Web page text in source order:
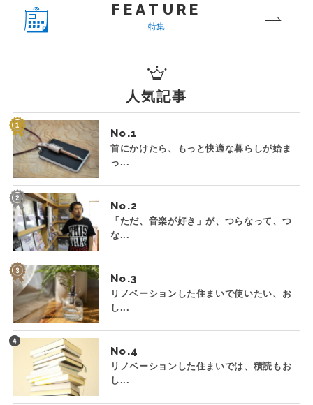
FEATURE
特集
人気記事
No.
首にかけたら、もっと快適な暮らしが始ま
っ...
No.
「ただ、音楽が好き」が、つらなって、つ
な...
No.
リノベーションした住まいで使いたい、お
し...
No.
リノベーションした住まいでは、積読もお
し...